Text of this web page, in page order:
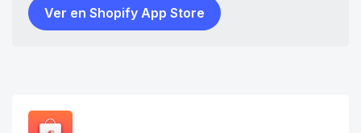
Ver en Shopify App Store